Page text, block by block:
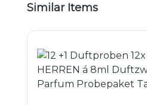
Produktgalerie
Similar Items